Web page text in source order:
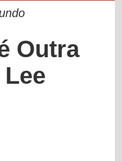
Outra